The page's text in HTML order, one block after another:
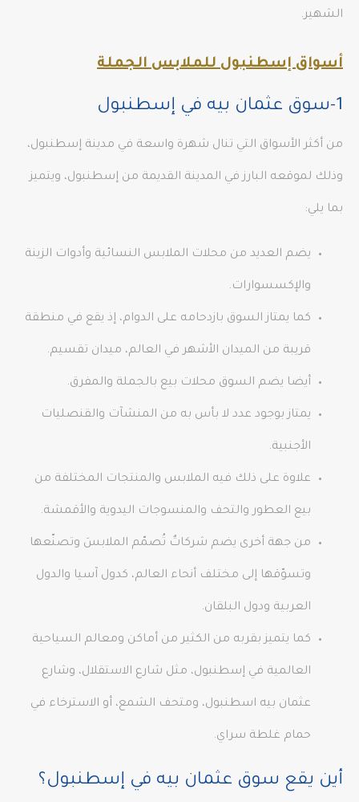
الشهير.
أسواق إسطنبول للملابس الجملة
1-سوق عثمان بيه في إسطنبول
من أكثر الأسواق التي تنال شهرة واسعة في مدينة إسطنبول،
وذلك لموقعه البارز في المدينة القديمة من إسطنبول، ويتميز
بما يلي:
يضم العديد من محلات الملابس النسائية وأدوات الزينة
والإكسسوارات.
كما يمتاز السوق بازدحامه على الدوام، إذ يقع في منطقة
قريبة من الميدان الأشهر في العالم، ميدان تقسيم.
أيضا يضم السوق محلات بيع بالجملة والمفرق.
يمتاز بوجود عدد لا بأس به من المنشآت والقنصليات
الأجنبية.
علاوة على ذلك فيه الملابس والمنتجات المختلفة من
بيع العطور والتحف والمنسوجات اليدوية والأقمشة.
من جهة أخرى يضم شركاتٌ تُصمّم الملابسَ وتصنّعها
وتسوّقها إلى مختلف أنحاء العالم، كدول آسيا والدول
العربية ودول البلقان.
كما يتميز بقربه من الكثير من أماكن ومعالم السياحية
العالمية في إسطنبول، مثل شارع الاستقلال، وشارع
عثمان بيه اسطنبول، ومتحف الشمع، أو الاسترخاء في
حمام غلطة سراي.
أين يقع سوق عثمان بيه في إسطنبول؟